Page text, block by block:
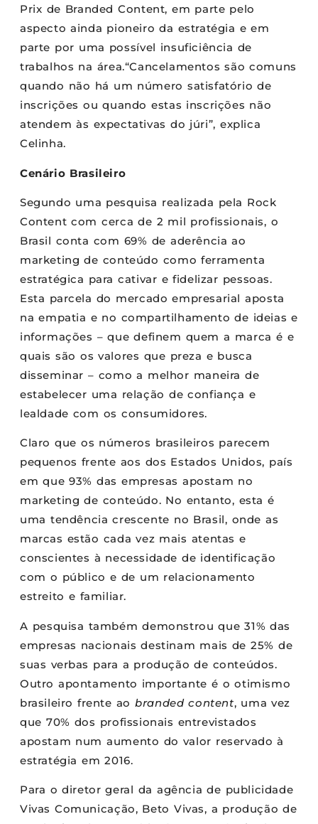
Prix de Branded Content, em parte pelo
aspecto ainda pioneiro da estratégia e em
parte por uma possível insuficiência de
trabalhos na área.“Cancelamentos são comuns
quando não há um número satisfatório de
inscrições ou quando estas inscrições não
atendem às expectativas do júri”, explica
Celinha.
Cenário Brasileiro
Segundo uma pesquisa realizada pela Rock
Content com cerca de 2 mil profissionais, o
Brasil conta com 69% de aderência ao
marketing de conteúdo como ferramenta
estratégica para cativar e fidelizar pessoas.
Esta parcela do mercado empresarial aposta
na empatia e no compartilhamento de ideias e
informações – que definem quem a marca é e
quais são os valores que preza e busca
disseminar – como a melhor maneira de
estabelecer uma relação de confiança e
lealdade com os consumidores.
Claro que os números brasileiros parecem
pequenos frente aos dos Estados Unidos, país
em que 93% das empresas apostam no
marketing de conteúdo. No entanto, esta é
uma tendência crescente no Brasil, onde as
marcas estão cada vez mais atentas e
conscientes à necessidade de identificação
com o público e de um relacionamento
estreito e familiar.
A pesquisa também demonstrou que 31% das
empresas nacionais destinam mais de 25% de
suas verbas para a produção de conteúdos.
Outro apontamento importante é o otimismo
brasileiro frente aobranded content, uma vez
que 70% dos profissionais entrevistados
apostam num aumento do valor reservado à
estratégia em 2016.
Para o diretor geral da agência de publicidade
Vivas Comunicação, Beto Vivas, a produção de